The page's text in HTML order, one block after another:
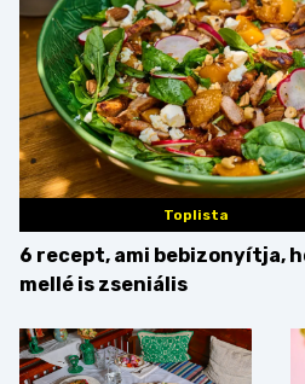
Toplista
6 recept, ami bebizonyítja,
mellé is zseniális